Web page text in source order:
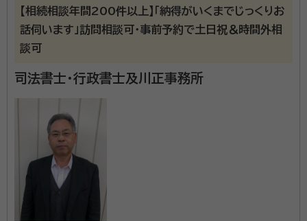
鴇田 誠治
行政書士、社会保険労務士、宅地建物取引士、CFP®、 不
動産コンサルティングマスター
院大学法学部法律学科 卒業 株式会社千葉会計事務所・司法書士
立 代表社員就任 平成29年 ライフパートナーズ行政書士事務所を開所
保険労務士・行政書士 ときた事務所」に変更 【その他】 河北tbcカルチャ
ーセンターにて相続講座の講師に就任
事務所口コミ（抜粋）：
面談の感想
自宅まで来ていただきわかりやすく詳細の説明を頂きました。
契約後の感想
電話でのやりとりもスムーズで質問に対しても優しく回答を頂きました。
相続の専門家として、これまで2000件以上の相続のお
【相続相談年間200件以上】「納得がいくまでじっくりお
話伺います」訪問相談可・事前予約で土日祝＆時間外相
談可
司法書士・行政書士及川正事務所